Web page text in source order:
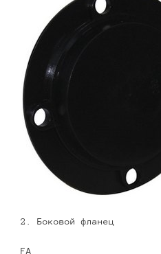
2. Боковой фланец
FA